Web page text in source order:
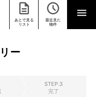
あとで見る
リスト
最近見た
物件
ー
STEP.3
完了